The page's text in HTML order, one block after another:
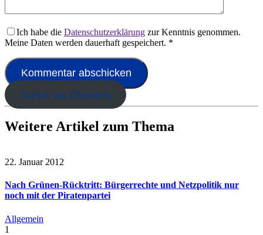
Ich habe die Datenschutzerklärung zur Kenntnis genommen.
Meine Daten werden dauerhaft gespeichert. *
Zurück zur Übersicht
Weitere Artikel zum Thema
22. Januar 2012
Nach Grünen-Rücktritt: Bürgerrechte und Netzpolitik nur
noch mit der Piratenpartei
Allgemein
1